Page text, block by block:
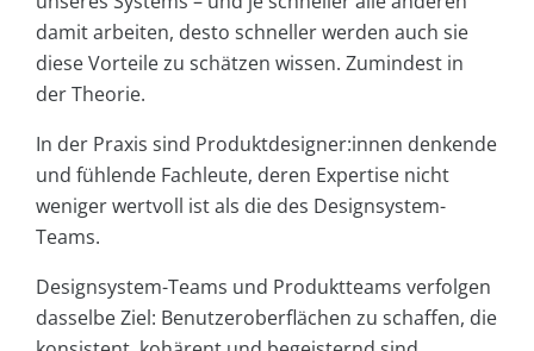
damit arbeiten, desto schneller werden auch sie
diese Vorteile zu schätzen wissen. Zumindest in
der Theorie.
In der Praxis sind Produktdesigner:innen denkende
und fühlende Fachleute, deren Expertise nicht
weniger wertvoll ist als die des Designsystem-
Teams.
Designsystem-Teams und Produktteams verfolgen
dasselbe Ziel: Benutzeroberflächen zu schaffen, die